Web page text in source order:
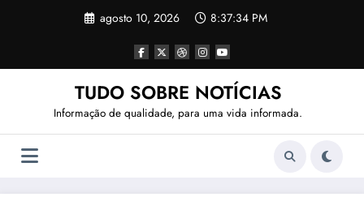
agosto 10, 2026 8:37:36 PM
TUDO SOBRE NOTÍCIAS
Informação de qualidade, para uma vida informada.